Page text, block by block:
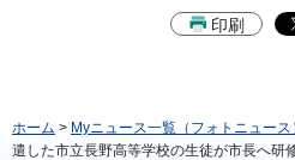
印刷
ホーム > Myニュース一覧（フォトニュース
遣した市立長野高等学校の生徒が市長へ研